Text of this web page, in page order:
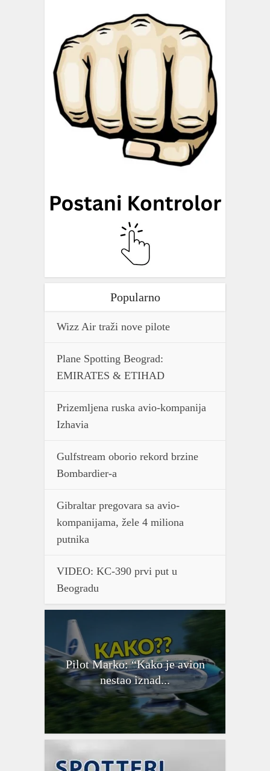
Popularno
Wizz Air traži nove pilote
Plane Spotting Beograd:
EMIRATES & ETIHAD
Prizemljena ruska avio-kompanija
Izhavia
Gulfstream oborio rekord brzine
Bombardier-a
Gibraltar pregovara sa avio-
kompanijama, žele 4 miliona
putnika
VIDEO: KC-390 prvi put u
Beogradu
Pilot Marko: “Kako je avion
nestao iznad...